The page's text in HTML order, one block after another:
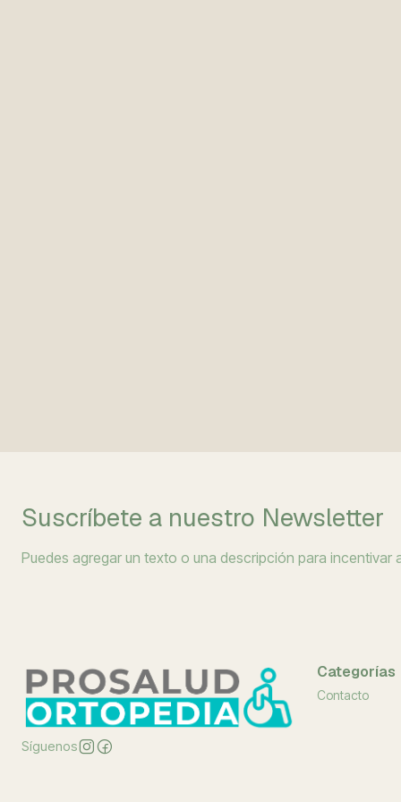
Suscríbete a nuestro Newsletter
Puedes agregar un texto o una descripción para incentivar
Síguenos
Categorías
Contacto